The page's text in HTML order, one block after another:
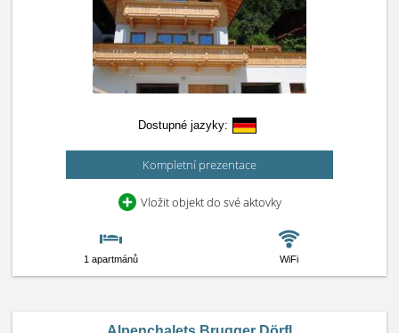
Dostupné jazyky:
Kompletní prezentace
Vložit objekt do své aktovky
1 apartmánů WiFi